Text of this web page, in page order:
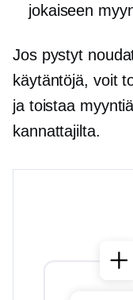
jokaiseen
Jos pystyt
käytäntöjä, voit
ja toistaa
kannattajilta.